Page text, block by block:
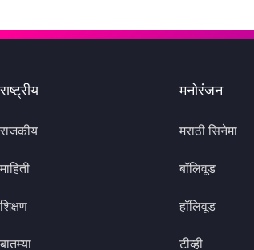
राष्ट्रीय
राजकीय
माहिती
शिक्षण
बातम्या
मनोरंजन
मराठी सिनेमा
बॉलिवूड
हॉलिवूड
टीव्ही